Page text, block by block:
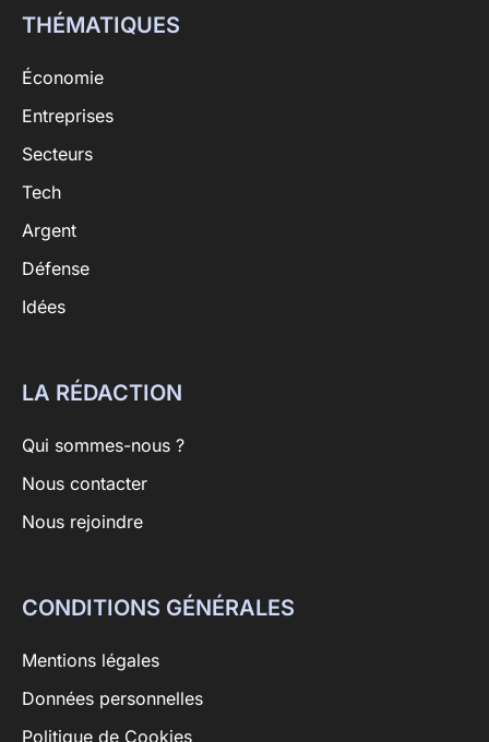
THÉMATIQUES
Économie
Entreprises
Secteurs
Tech
Argent
Défense
Idées
LA RÉDACTION
Qui sommes-nous ?
Nous contacter
Nous rejoindre
CONDITIONS GÉNÉRALES
Mentions légales
Données personnelles
Politique de Cookies